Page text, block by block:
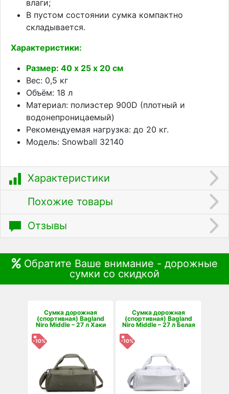
влаги;
В пустом состоянии сумка компактно
складывается.
Характеристики:
Размер: 40 х 25 х 20 см
Вес: 0,5 кг
Объём: 18 л
Материал: полиэстер 900D (плотный и
водонепроницаемый)
Рекомендуемая нагрузка: до 20 кг.
Модель: Snowball 32140
Характеристики
Похожие товары
Отзывы
Обратите Ваше внимание - дорожные
сумки со скидкой
Сумка дорожная
(спортивная) Bagland
Niro Middle – 27 л Хаки
-10%
Сумка дорожная
(спортивная) Bagland
Niro Middle – 27 л Белая
-10%